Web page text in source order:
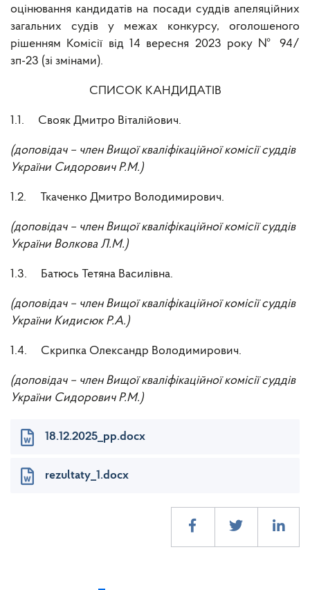
оцінювання кандидатів на посади суддів апеляційних
загальних судів у межах конкурсу, оголошеного
рішенням Комісії від 14 вересня 2023 року № 94/
зп-23 (зі змінами).
СПИСОК КАНДИДАТІВ
1.1. Свояк Дмитро Віталійович.
(доповідач – член Вищої кваліфікаційної комісії суддів
України Сидорович Р.М.)
1.2. Ткаченко Дмитро Володимирович.
(доповідач – член Вищої кваліфікаційної комісії суддів
України Волкова Л.М.)
1.3. Батюсь Тетяна Василівна.
(доповідач – член Вищої кваліфікаційної комісії суддів
України Кидисюк Р.А.)
1.4. Скрипка Олександр Володимирович.
(доповідач – член Вищої кваліфікаційної комісії суддів
України Сидорович Р.М.)
18.12.2025_pp.docx
rezultaty_1.docx